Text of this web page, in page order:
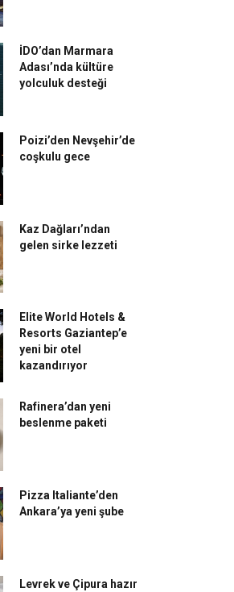
İDO’dan Marmara
Adası’nda kültüre
yolculuk desteği
Poizi’den Nevşehir’de
coşkulu gece
Kaz Dağları’ndan
gelen sirke lezzeti
Elite World Hotels &
Resorts Gaziantep’e
yeni bir otel
kazandırıyor
Rafinera’dan yeni
beslenme paketi
Pizza Italiante’den
Ankara’ya yeni şube
Levrek ve Çipura hazır